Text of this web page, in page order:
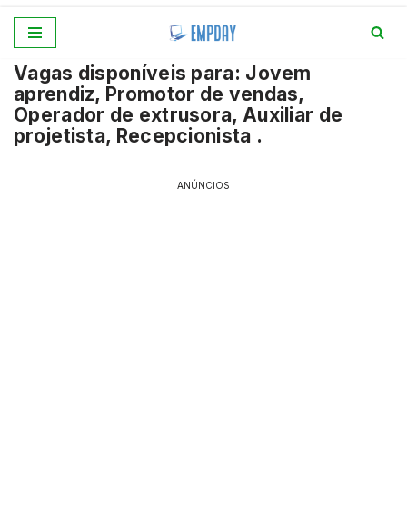
para
o
conteúdo
Vagas disponíveis para: Jovem
aprendiz, Promotor de vendas,
Operador de extrusora, Auxiliar de
projetista, Recepcionista .
ANÚNCIOS